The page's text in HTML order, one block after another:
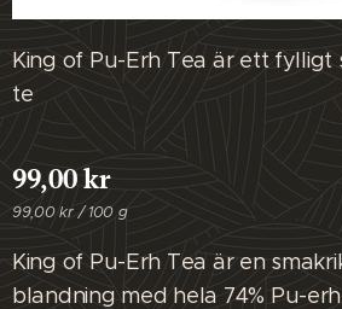
King of Pu-Erh Tea är ett fylligt
te
99,00kr
99,00 kr / 100 g
King of Pu-Erh Tea är en
blandning med hela 74% Pu-